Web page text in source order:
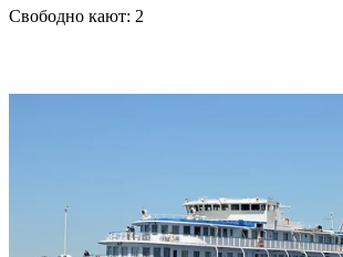
Свободно кают: 2